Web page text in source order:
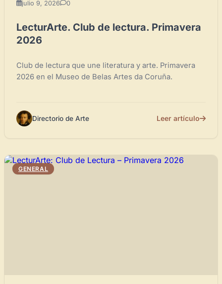
julio 9, 2026 0
LecturArte. Club de lectura. Primavera
2026
Club de lectura que une literatura y arte. Primavera
2026 en el Museo de Belas Artes da Coruña.
Directorio de Arte Leer artículo
GENERAL
×
Directorio de Arteestrena su nuevo Panel de Usuario: tu
Administra tu Espacio de Arte